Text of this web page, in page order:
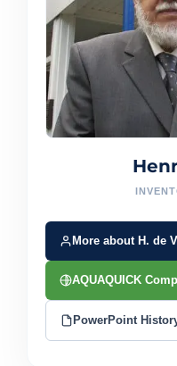
More about H. de
AQUAQUICK
PowerPoint